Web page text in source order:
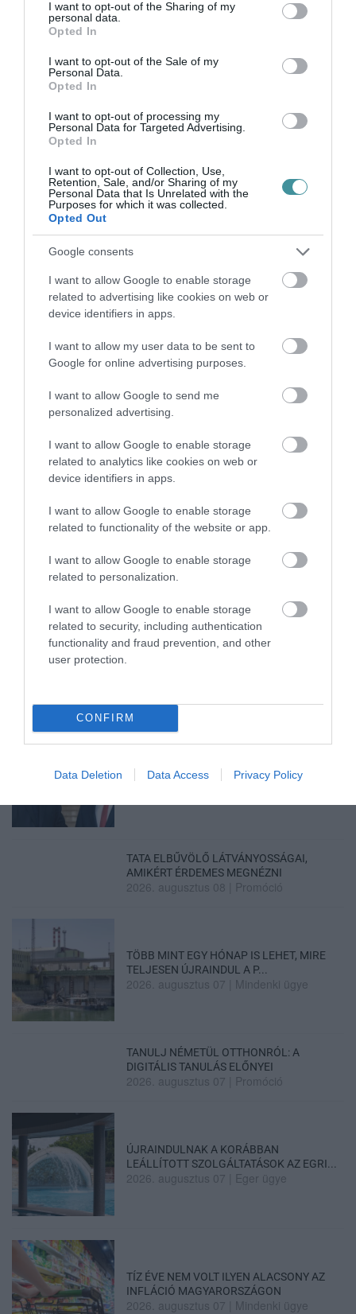
not limited to your visit or usage behaviour. You may click to
grant or deny consent to Google and its third-party tags to
use your data for below specified purposes in below Google
consent section.
I want to opt-out of the Sharing of my
personal data.
Opted In
I want to opt-out of the Sale of my
Personal Data.
Opted In
I want to opt-out of processing my
Personal Data for Targeted Advertising.
Opted In
I want to opt-out of Collection, Use,
Retention, Sale, and/or Sharing of my
Personal Data that Is Unrelated with the
Purposes for which it was collected.
Opted Out
Google consents
I want to allow Google to enable storage
related to advertising like cookies on web or
device identifiers in apps.
I want to allow my user data to be sent to
Google for online advertising purposes.
I want to allow Google to send me
personalized advertising.
I want to allow Google to enable storage
related to analytics like cookies on web or
device identifiers in apps.
I want to allow Google to enable storage
related to functionality of the website or app.
I want to allow Google to enable storage
related to personalization.
I want to allow Google to enable storage
related to security, including authentication
functionality and fraud prevention, and other
user protection.
CONFIRM
Data Deletion Data Access Privacy Policy
kellett megküzdeni a betegséggel - jelezte a
Nébih. A hatóság kiemelte, hogy a most is
kimutatott H5N8 altípus kapcsán eddig még
nem fordult elő emberi megbetegedés
Európában, a baromfitermékek továbbra is
biztonsággal fogyaszthatók.
Ne maradjon le a legfrissebb hírekről, kövessen
bennünket az EGRI ÜGYEK Google Hírek oldalán!
VISSZA A FŐOLDALRA
A GYAKORNOKI MUNKA: LEHETŐSÉGEK ÉS
KIHÍVÁSOK A KARRIER KE...
35 PERCES TANÓRÁK ÉS KEVESEBB HÁZI
FELADAT JÖHET AZ ALSÓ ...
TELJES SZAKÍTÁS JÖN A...
TATA ELBŰVÖLŐ LÁTVÁNYOSSÁGAI,
AMIKÉRT ÉRDEMES MEGNÉZNI
2026. augusztus 08 Promóció
TÖBB MINT EGY HÓNAP IS LEHET, MIRE
TELJESEN ÚJRAINDUL A P...
2026. augusztus 07 Mindenki ügye
TANULJ NÉMETÜL OTTHONRÓL: A
DIGITÁLIS TANULÁS ELŐNYEI
2026. augusztus 07 Promóció
ÚJRAINDULNAK A KORÁBBAN
LEÁLLÍTOTT SZOLGÁLTATÁSOK AZ EGRI...
2026. augusztus 07 Eger ügye
TÍZ ÉVE NEM VOLT ILYEN ALACSONY AZ
INFLÁCIÓ MAGYARORSZÁGON
2026. augusztus 07 Mindenki ügye